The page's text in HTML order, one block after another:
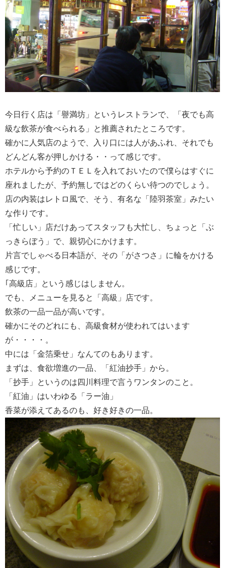
今日行く店は「譽満坊」というレストランで、「夜でも高
級な飲茶が食べられる」と推薦されたところです。
確かに人気店のようで、入り口には人があふれ、それでも
どんどん客が押しかける・・って感じです。
ホテルから予約のＴＥＬを入れておいたので僕らはすぐに
座れましたが、予約無しではどのくらい待つのでしょう。
店の内装はレトロ風で、そう、有名な「陸羽茶室」みたい
な作りです。
「忙しい」店だけあってスタッフも大忙し、ちょっと「ぶ
っきらぼう」で、親切心にかけます。
片言でしゃべる日本語が、その「がさつさ」に輪をかける
感じです。
｢高級店」という感じはしません。
でも、メニューを見ると「高級」店です。
飲茶の一品一品が高いです。
確かにそのどれにも、高級食材が使われてはいます
が・・・・。
中には「金箔乗せ」なんてのもあります。
まずは、食欲増進の一品、「紅油抄手」から。
「抄手」というのは四川料理で言うワンタンのこと。
「紅油」はいわゆる「ラー油」
香菜が添えてあるのも、好き好きの一品。